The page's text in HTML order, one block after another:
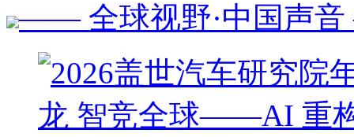
—— 全球视野·中国声